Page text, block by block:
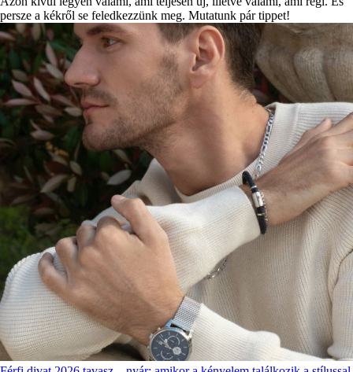
persze a kékről se feledkezzünk meg. Mutatunk pár tippet!